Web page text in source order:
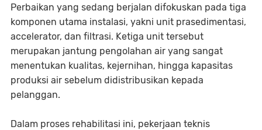
Perbaikan yang sedang berjalan difokuskan pada tiga
komponen utama instalasi, yakni unit prasedimentasi,
accelerator, dan filtrasi. Ketiga unit tersebut
merupakan jantung pengolahan air yang sangat
menentukan kualitas, kejernihan, hingga kapasitas
produksi air sebelum didistribusikan kepada
pelanggan.
Dalam proses rehabilitasi ini, pekerjaan teknis